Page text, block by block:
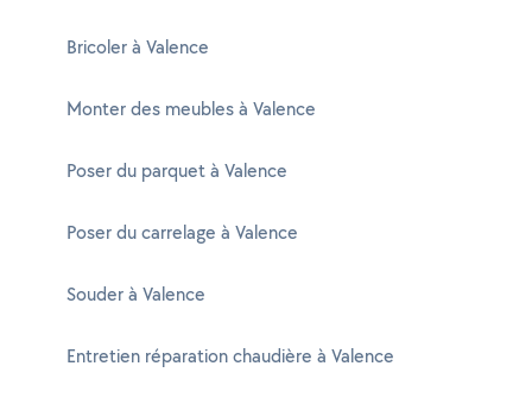
Bricoler à Valence
Monter des meubles à Valence
Poser du parquet à Valence
Poser du carrelage à Valence
Souder à Valence
Entretien réparation chaudière à Valence